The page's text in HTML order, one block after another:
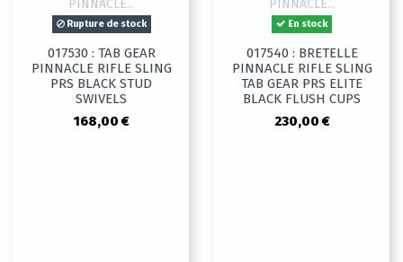
Rupture de stock
017530 : TAB GEAR
PINNACLE RIFLE SLING
PRS BLACK STUD
SWIVELS
168,00 €
En stock
017540 : BRETELLE
PINNACLE RIFLE SLING
TAB GEAR PRS ELITE
BLACK FLUSH CUPS
230,00 €